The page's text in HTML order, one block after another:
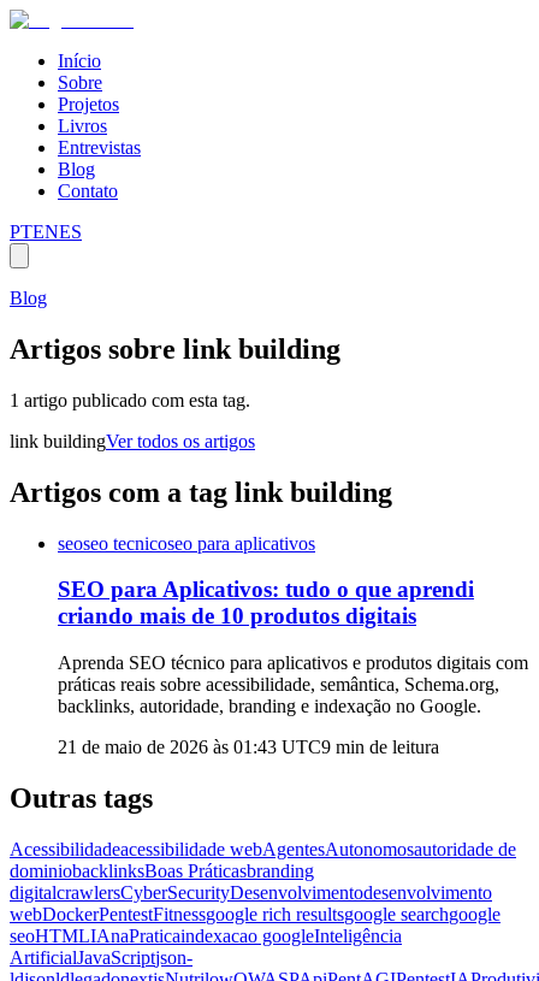
Início
Sobre
Projetos
Livros
Entrevistas
Blog
Contato
PTENES
Blog
Artigos sobre link building
1 artigo publicado com esta tag.
link buildingVer todos os artigos
Artigos com a tag link building
seoseo tecnicoseo para aplicativos
SEO para Aplicativos: tudo o que aprendi
criando mais de 10 produtos digitais
Aprenda SEO técnico para aplicativos e produtos digitais com
práticas reais sobre acessibilidade, semântica, Schema.org,
backlinks, autoridade, branding e indexação no Google.
21 de maio de 2026 às 01:43 UTC9 min de leitura
Outras tags
Acessibilidadeacessibilidade webAgentesAutonomosautoridade de
dominiobacklinksBoas Práticasbranding
digitalcrawlersCyberSecurityDesenvolvimentodesenvolvimento
webDockerPentestFitnessgoogle rich resultsgoogle searchgoogle
seoHTMLIAnaPraticaindexacao googleInteligência
ArtificialJavaScriptjson-